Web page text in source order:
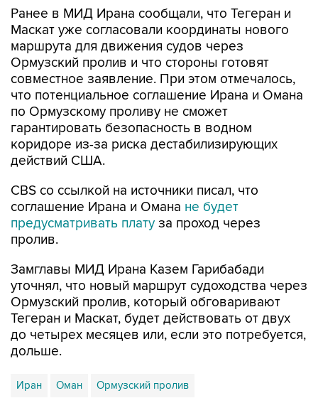
Ранее в МИД Ирана сообщали, что Тегеран и
Маскат уже согласовали координаты нового
маршрута для движения судов через
Ормузский пролив и что стороны готовят
совместное заявление. При этом отмечалось,
что потенциальное соглашение Ирана и Омана
по Ормузскому проливу не сможет
гарантировать безопасность в водном
коридоре из-за риска дестабилизирующих
действий США.
CBS со ссылкой на источники писал, что
соглашение Ирана и Омана не будет
предусматривать плату за проход через
пролив.
Замглавы МИД Ирана Казем Гарибабади
уточнял, что новый маршрут судоходства через
Ормузский пролив, который обговаривают
Тегеран и Маскат, будет действовать от двух
до четырех месяцев или, если это потребуется,
дольше.
Иран Оман Ормузский пролив